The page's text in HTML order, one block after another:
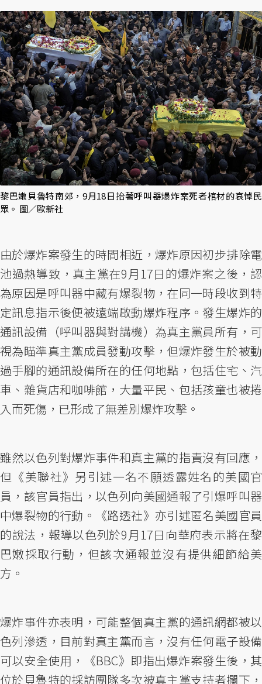
黎巴嫩貝魯特南郊，9月18日抬著呼叫器爆炸案死者棺材的哀悼民
眾。 圖／歐新社
由於爆炸案發生的時間相近，爆炸原因初步排除電
池過熱導致，真主黨在9月17日的爆炸案之後，認
為原因是呼叫器中藏有爆裂物，在同一時段收到特
定訊息指示後便被遠端啟動爆炸程序。發生爆炸的
通訊設備（呼叫器與對講機）為真主黨員所有，可
視為瞄準真主黨成員發動攻擊，但爆炸發生於被動
過手腳的通訊設備所在的任何地點，包括住宅、汽
車、雜貨店和咖啡館，大量平民、包括孩童也被捲
入而死傷，已形成了無差別爆炸攻擊。
雖然以色列對爆炸事件和真主黨的指責沒有回應，
但《美聯社》另引述一名不願透露姓名的美國官
員，該官員指出，以色列向美國通報了引爆呼叫器
中爆裂物的行動。《路透社》亦引述匿名美國官員
的說法，報導以色列於9月17日向華府表示將在黎
巴嫩採取行動，但該次通報並沒有提供細節給美
方。
爆炸事件亦表明，可能整個真主黨的通訊網都被以
色列滲透，目前對真主黨而言，沒有任何電子設備
可以安全使用，《BBC》即指出爆炸案發生後，其
位於貝魯特的採訪團隊多次被真主黨支持者攔下，